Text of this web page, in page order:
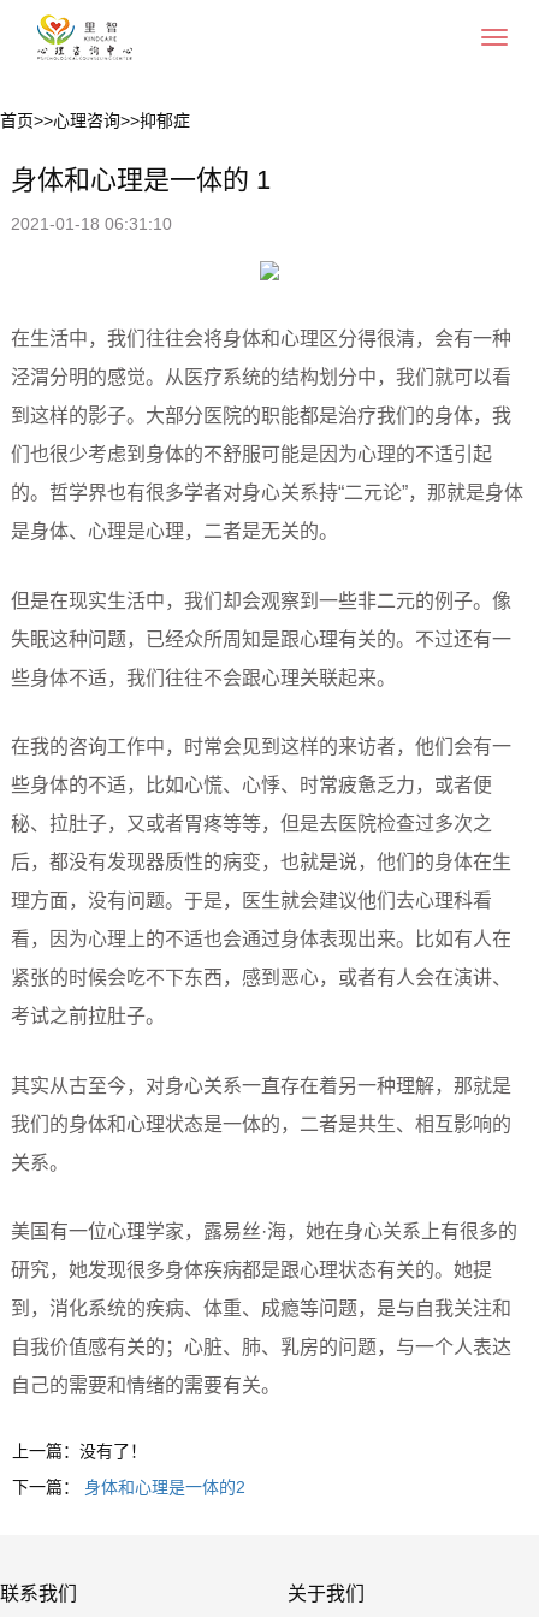
Toggle
首页>>心理咨询>>抑郁症
身体和心理是一体的 1
2021-01-18 06:31:10
在生活中，我们往往会将身体和心理区分得很清，会有一种
泾渭分明的感觉。从医疗系统的结构划分中，我们就可以看
到这样的影子。大部分医院的职能都是治疗我们的身体，我
们也很少考虑到身体的不舒服可能是因为心理的不适引起
的。哲学界也有很多学者对身心关系持“二元论”，那就是身体
是身体、心理是心理，二者是无关的。
但是在现实生活中，我们却会观察到一些非二元的例子。像
失眠这种问题，已经众所周知是跟心理有关的。不过还有一
些身体不适，我们往往不会跟心理关联起来。
在我的咨询工作中，时常会见到这样的来访者，他们会有一
些身体的不适，比如心慌、心悸、时常疲惫乏力，或者便
秘、拉肚子，又或者胃疼等等，但是去医院检查过多次之
后，都没有发现器质性的病变，也就是说，他们的身体在生
理方面，没有问题。于是，医生就会建议他们去心理科看
看，因为心理上的不适也会通过身体表现出来。比如有人在
紧张的时候会吃不下东西，感到恶心，或者有人会在演讲、
考试之前拉肚子。
其实从古至今，对身心关系一直存在着另一种理解，那就是
我们的身体和心理状态是一体的，二者是共生、相互影响的
关系。
美国有一位心理学家，露易丝·海，她在身心关系上有很多的
研究，她发现很多身体疾病都是跟心理状态有关的。她提
到，消化系统的疾病、体重、成瘾等问题，是与自我关注和
自我价值感有关的；心脏、肺、乳房的问题，与一个人表达
自己的需要和情绪的需要有关。
上一篇：没有了！
下一篇：
身体和心理是一体的2
联系我们 关于我们